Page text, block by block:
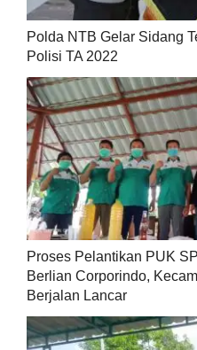
Polda NTB Gelar Sidang
Polisi TA 2022
Proses Pelantikan PUK
Berlian Corporindo,
Berjalan Lancar